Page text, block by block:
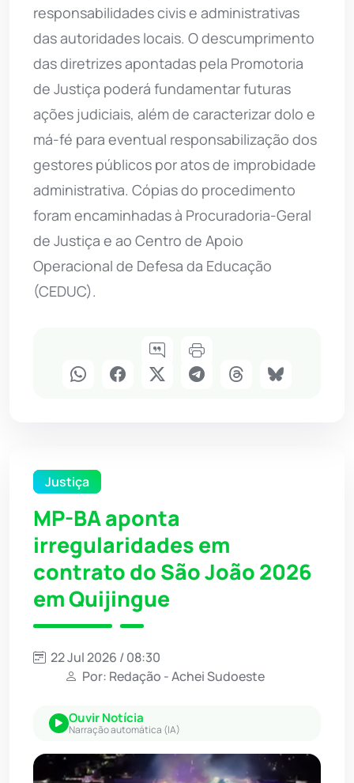
responsabilidades civis e administrativas
das autoridades locais. O descumprimento
das diretrizes apontadas pela Promotoria
de Justiça poderá fundamentar futuras
ações judiciais, além de caracterizar dolo e
má-fé para eventual responsabilização dos
gestores públicos por atos de improbidade
administrativa. Cópias do procedimento
foram encaminhadas à Procuradoria-Geral
de Justiça e ao Centro de Apoio
Operacional de Defesa da Educação
(CEDUC).
Justiça
MP-BA aponta
irregularidades em
contrato do São João 2026
em Quijingue
22 Jul 2026 / 08:30
Por: Redação - Achei Sudoeste
Ouvir Notícia
Narração automática (IA)